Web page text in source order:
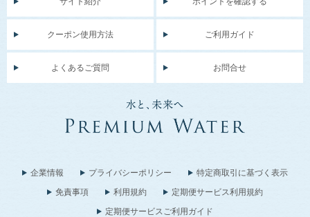
クーポン使用方法 ご利用ガイド
よくあるご質問 お問合せ
企業情報 プライバシーポリシー
特定商取引に基づく表示
免責事項
利用規約
定期便サービス利用規約
定期便サービスご利用ガイド